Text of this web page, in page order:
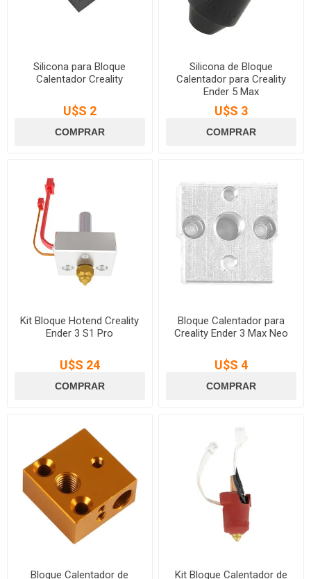
Silicona para Bloque
Calentador Creality
U$S 2
Silicona de Bloque
Calentador para Creality
Ender 5 Max
U$S 3
Kit Bloque Hotend Creality
Ender 3 S1 Pro
U$S 24
Bloque Calentador para
Creality Ender 3 Max Neo
U$S 4
Bloque Calentador de Kit Bloque Calentador de